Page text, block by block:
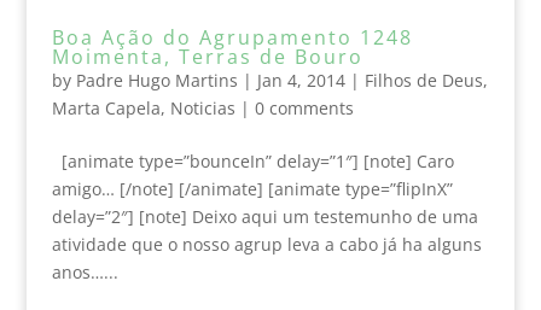
Boa Ação do Agrupamento 1248
Moimenta, Terras de Bouro
by Padre Hugo Martins | Jan 4, 2014| Filhos de Deus,
Marta Capela, Noticias | 0 comments
[animate type=”bounceIn” delay=”1″] [note] Caro
amigo… [/note] [/animate] [animate type=”flipInX”
delay=”2″] [note] Deixo aqui um testemunho de uma
atividade que o nosso agrup leva a cabo já ha alguns
anos…...